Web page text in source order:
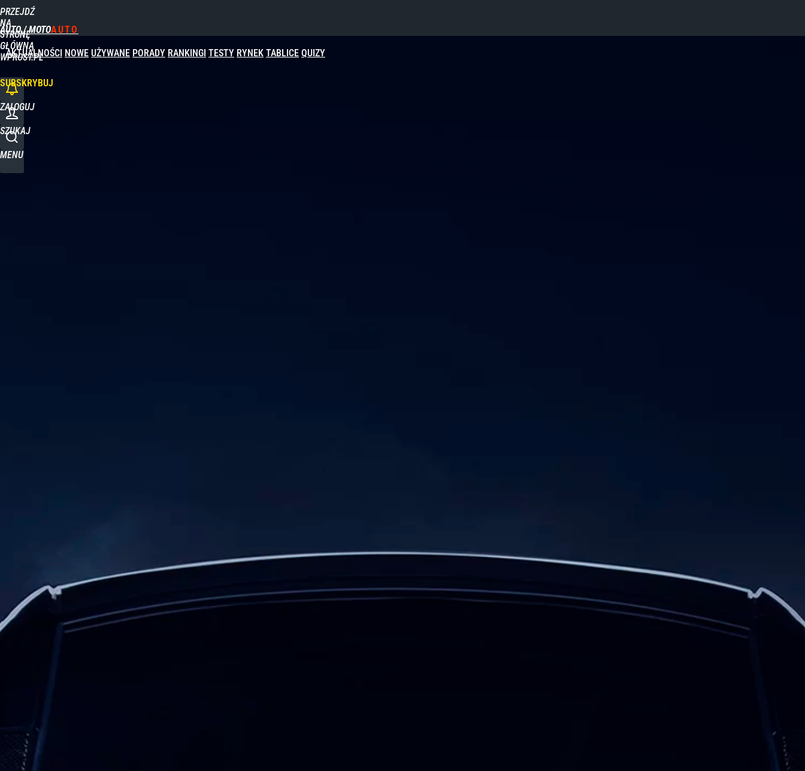
PRZEJDŹ
NA
STRONĘ
GŁÓWNĄ
WPROST.PL
AUTO / MOTO
AKTUALNOŚCI NOWE UŻYWANE PORADY RANKINGI TESTY RYNEK TABLICE QUIZY
SUBSKRYBUJ
ZALOGUJ
SZUKAJ
MENU